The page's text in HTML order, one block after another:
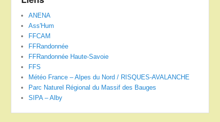
ANENA
Ass'Hum
FFCAM
FFRandonnée
FFRandonnée Haute-Savoie
FFS
Météo France – Alpes du Nord / RISQUES-AVALANCHE
Parc Naturel Régional du Massif des Bauges
SIPA – Alby